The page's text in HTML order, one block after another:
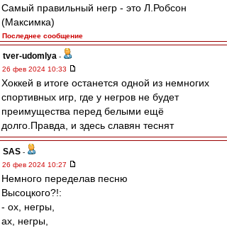
Самый правильный негр - это Л.Робсон
(Максимка)
Последнее сообщение
tver-udomlya -
26 фев 2024 10:33
Хоккей в итоге останется одной из немногих
спортивных игр, где у негров не будет
преимущества перед белыми ещё
долго.Правда, и здесь славян теснят
SAS -
26 фев 2024 10:27
Немного переделав песню
Высоцкого?!:
- ох, негры,
ах, негры,